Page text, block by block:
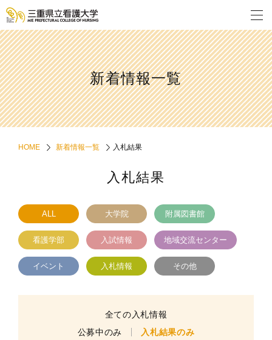
新着情報一覧
HOME 新着情報一覧 入札結果
入札結果
ALL 大学院 附属図書館
看護学部 入試情報 地域交流センター
イベント 入札情報 その他
全ての入札情報
公募中のみ
入札結果のみ